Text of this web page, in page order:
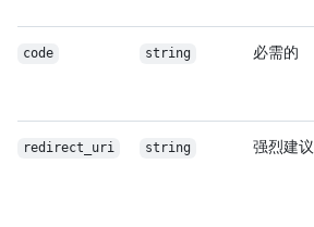
code string 必需的
redirect_uri string 强烈建议